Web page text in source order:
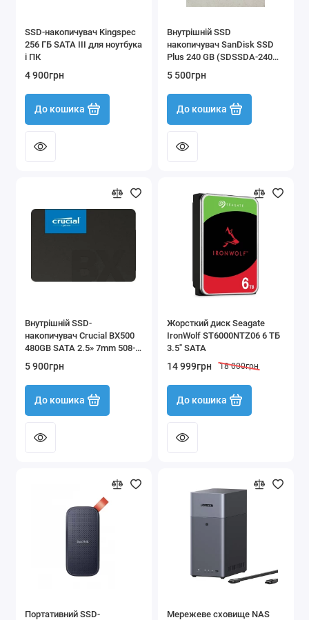
SSD-накопичувач Kingspec
256 ГБ SATA III для ноутбука
і ПК
4 900грн
До кошика
Внутрішній SSD
накопичувач SanDisk SSD
Plus 240 GB (SDSSDA-240G-
5 500грн
До кошика
Внутрішній SSD-
накопичувач Crucial BX500
480GB SATA 2.5» 7mm 508-
5 900грн
До кошика
Жорсткий диск Seagate
IronWolf ST6000NTZ06 6 ТБ
3.5" SATA
14 999грн 18 000грн
До кошика
Портативний SSD-
Мережеве сховище NAS